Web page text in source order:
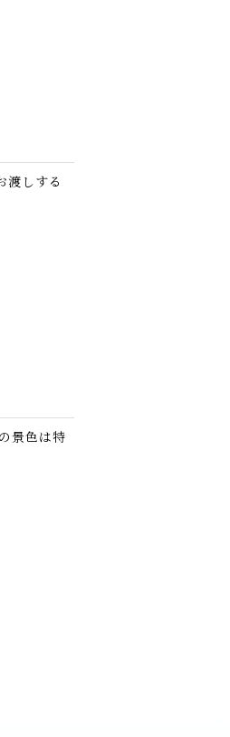
渡しする
景色は特